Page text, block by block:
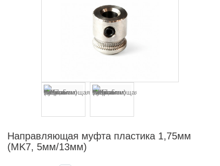
Направляющая муфта пластика 1,75мм
(MK7, 5мм/13мм)